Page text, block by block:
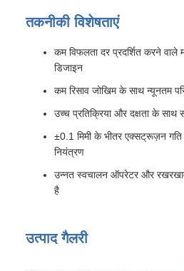
तकनीकी विशेषताएं
कम विफलता दर प्रदर्शित करने
डिजाइन
कम रिसाव जोखिम के साथ न्यूनतम
उच्च प्रतिक्रिया और दक्षता के साथ
±0.1 मिमी के भीतर एक्सट्रूज़न गति
नियंत्रण
उन्नत स्वचालन ऑपरेटर और
है
उत्पाद गैलरी